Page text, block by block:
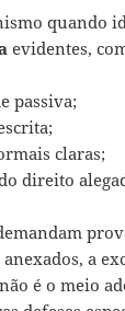
quando
evidentes,
passiva;
claras;
direito
a
é o meio